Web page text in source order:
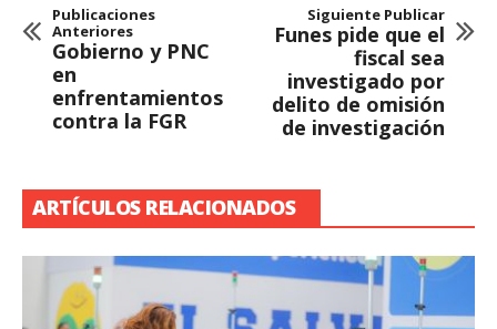
Publicaciones
Anteriores
Gobierno y PNC
en
enfrentamientos
contra la FGR
Siguiente Publicar
Funes pide que el
fiscal sea
investigado por
delito de omisión
de investigación
ARTÍCULOS RELACIONADOS